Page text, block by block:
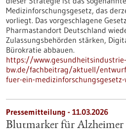
Medizinforschungsgesetz, das
vorliegt. Das vorgeschlagene
Pharmastandort Deutschland
Zulassungsbehörden stärken,
Bürokratie abbauen.
https://www.gesundheitsindustrie-
bw.de/fachbeitrag/aktuell/
fuer-ein-
Pressemitteilung - 11.03.2026
Blutmarker für Alzheimer